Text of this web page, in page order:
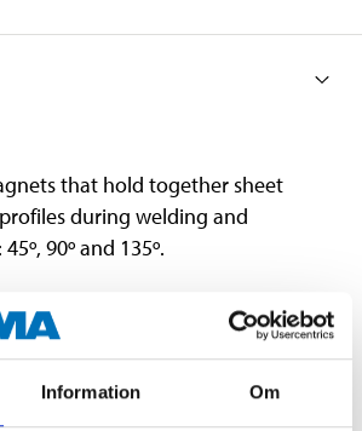
Information Om
that hold together sheet
during welding and
90º and 135º.